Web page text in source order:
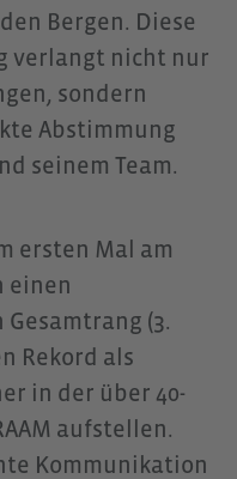
Bergen. Diese
verlangt nicht nur
sondern
Abstimmung
seinem Team.
ersten Mal am
einen
(3.
Rekord als
in der über 40-
aufstellen.
Kommunikation